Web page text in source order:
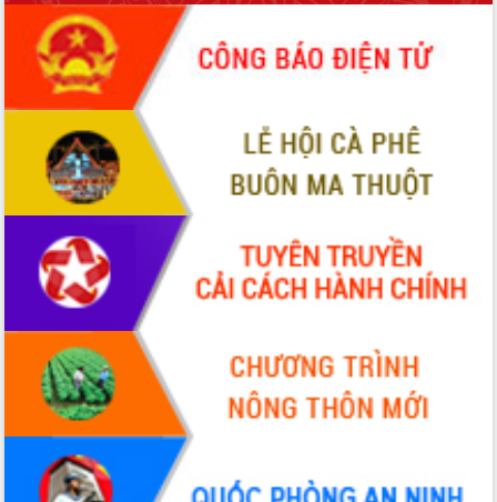
sầu riêng tại Đắk Lắk
Trình diễn nghệ thuật chế biến các
món ăn từ sầu riêng
Đắk Lắk công bố Quy hoạch và xúc
tiến đầu tư tỉnh
Ngành cá ngừ Đắk Lắk chủ động thích
ứng để giữ vững thị trường xuất khẩu
Diễn đàn Kinh tế tư nhân Việt Nam đột
phá cơ chế - Hợp tác công tư
Đề án 06 tạo bước ngoặt đột phá trong
cải cách hành chính tỉnh Đắk Lắk
Kết nối tour, đẩy mạnh chuyển đổi số
để phát triển du lịch Đắk Lắk
Khởi động Dự án Đầu tư xây dựng hạ
tầng kỹ thuật Cụm công nghiệp Tân
Tiến
Gặp mặt các cơ quan báo chí nhân Kỷ
niệm 101 năm Ngày Báo chí Cách
mạng Việt Nam
Đắk Lắk sơ kết 4 năm triển khai thực